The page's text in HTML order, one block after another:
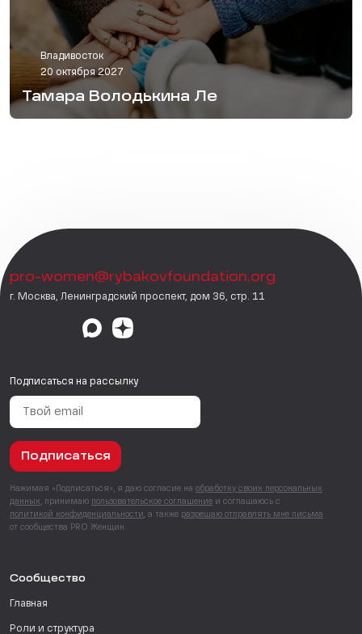
Владивосток
20 октября 2027
Тамара Володькина Ле
pro-women@rybakovfoundation.org
г. Москва, Ленинградский проспект, дом 36, стр. 11
Подписаться на рассылку
Подписаться
Нажимая «Подписаться», я даю согласие на обработку своих персональных
данных , принимаю пользовательское соглашение и соглашаюсь с
политикой конфиденциальности , а также разрешаю отправлять мне письма
от сообщества PRO Женщин.
Сообщество
Главная
Роли и структура